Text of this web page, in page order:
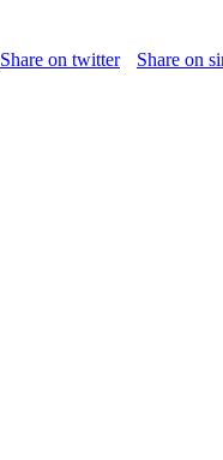
Share on twitter Share on